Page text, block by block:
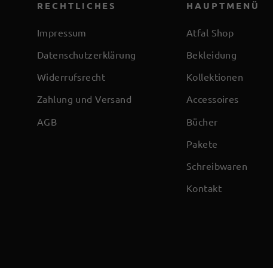
RECHTLICHES
Impressum
Datenschutzerklärung
Widerrufsrecht
Zahlung und Versand
AGB
HAUPTMENÜ
Atfal Shop
Bekleidung
Kollektionen
Accessoires
Bücher
Pakete
Schreibwaren
Kontakt